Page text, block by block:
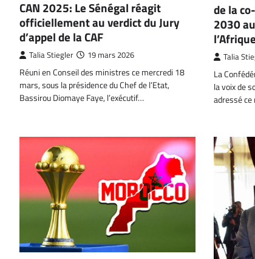
CAN 2025: Le Sénégal réagit
officiellement au verdict du Jury
d’appel de la CAF
Talia Stiegler 19 mars 2026
Réuni en Conseil des ministres ce mercredi 18
mars, sous la présidence du Chef de l’Etat,
Bassirou Diomaye Faye, l’exécutif…
de la
2030
l’Afrique
Talia
La
la voix de
adressé